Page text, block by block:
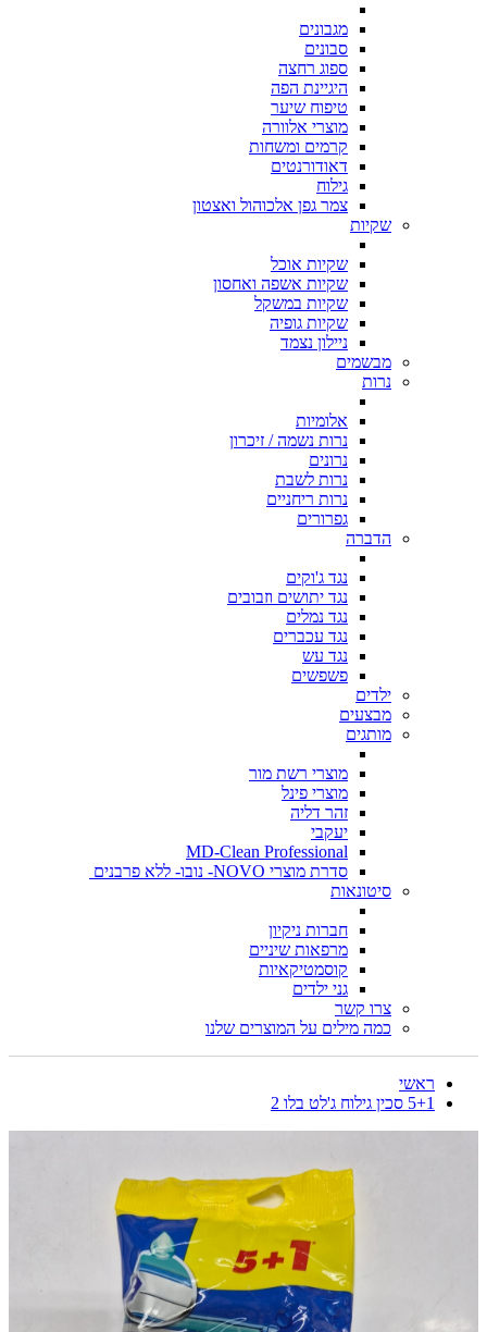
מגבונים
סבונים
ספוג רחצה
היגיינת הפה
טיפוח שיער
מוצרי אלוורה
קרמים ומשחות
דאודורנטים
גילוח
צמר גפן אלכוהול ואצטון
שקיות
שקיות אוכל
שקיות אשפה ואחסון
שקיות במשקל
שקיות גופיה
ניילון נצמד
מבשמים
נרות
אלומיות
נרות נשמה / זיכרון
נרונים
נרות לשבת
נרות ריחניים
גפרורים
הדברה
נגד ג'וקים
נגד יתושים וזבובים
נגד נמלים
נגד עכברים
נגד עש
פשפשים
ילדים
מבצעים
מותגים
מוצרי רשת מור
מוצרי פינל
זהר דליה
יעקבי
MD-Clean Professional
סדרת מוצרי NOVO- נובו- ללא פרבנים
סיטונאות
חברות ניקיון
מרפאות שיניים
קוסמטיקאיות
גני ילדים
צרו קשר
כמה מילים על המוצרים שלנו
ראשי
5+1 סכין גילוח ג'לט בלו 2